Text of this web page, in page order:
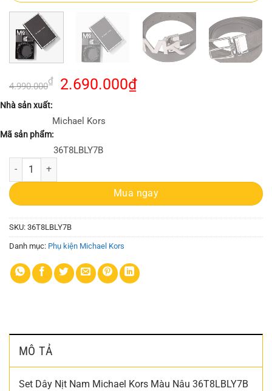
4.990.000₫
Giá
4.990.000₫.
2.690.000₫Giá
hiện
Nhà sản xuất:
Michael Kors
Mã sản phẩm:
36T8LBLY7B
Set Dây Nịt Nam Michael Kors Màu Nâu 36T8LBLY7B 4 In 1 Belt Box
Mua ngay
SKU: 36T8LBLY7B
Danh mục: Phụ kiện Michael Kors
MÔ TẢ
Set Dây Nịt Nam Michael Kors Màu Nâu 36T8LBLY7B